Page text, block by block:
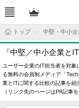
トップ 中堅・中小
「中堅／中小企業
ユーザー企業のIT担当者を対
る無料の会員制メディア「
業とITに関する比較の記事を
（リンク先のページはPR記事を